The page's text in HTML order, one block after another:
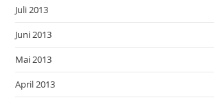
Juli 2013
Juni 2013
Mai 2013
April 2013